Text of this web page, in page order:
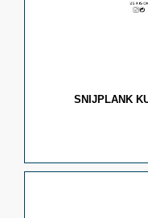
SNIJPLANK